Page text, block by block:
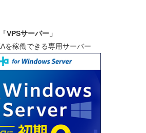
「VPSサーバー」
を稼働できる専用サーバー